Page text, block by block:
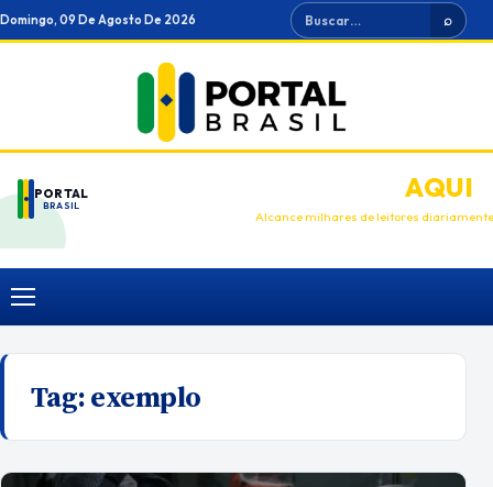
Ir
para
Domingo, 09 De Agosto De 2026 Buscar ⌕
PORTAL
BRASIL
ANUNCIEAQUI
Alcance milhares de leitores diariamente
Menu
Tag:exemplo